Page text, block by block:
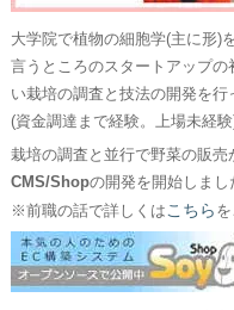
大学院で植物の細胞学(主に形)
言うところのスタートアップ
い栽培の調査と技法の開発を行
(資金調達まで経験。上場未経
栽培の調査と並行で野菜の販
CMS/Shopの開発を開始しまし
※前職の話で詳しくはこちら